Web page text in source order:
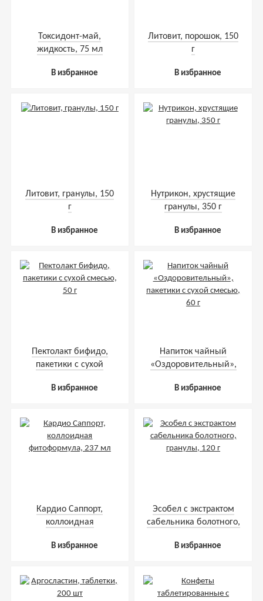
Токсидонт-май,
жидкость, 75 мл
В избранное
Литовит, порошок, 150
г
В избранное
Литовит, гранулы, 150
г
В избранное
Нутрикон, хрустящие
гранулы, 350 г
В избранное
Пектолакт бифидо,
пакетики с сухой
В избранное
Напиток чайный
«Оздоровительный»,
смесью, 60 г
В избранное
Кардио Саппорт,
коллоидная
В избранное
Эсобел с экстрактом
сабельника болотного,
В избранное